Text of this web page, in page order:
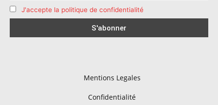
J'accepte la politique de confidentialité
Mentions Legales
Confidentialité